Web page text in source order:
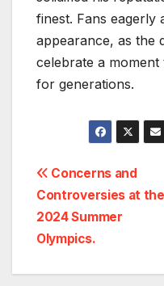
finest. Fans eagerly
appearance, as the
celebrate a
for generations.
Navigation
de
l’article
Concerns and
Controversies at the
2024 Summer
Olympics.